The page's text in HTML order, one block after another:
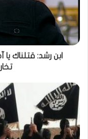
ابن رشد: قتلناك يا